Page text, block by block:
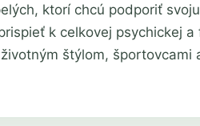
ktorí chcú podporiť
k celkovej psychickej
štýlom, športovcami